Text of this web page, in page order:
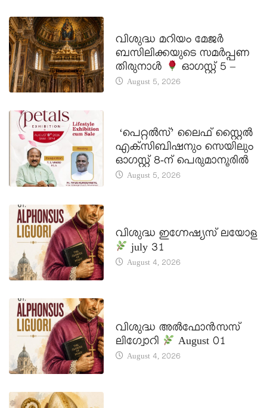
വിശുദ്ധ മറിയം മേജർ
ബസിലിക്കയുടെ സമർപ്പണ
തിരുനാൾ
ഓഗസ്റ്റ് 5 –
August 5, 2026
‘പെറ്റൽസ്’ ലൈഫ് സ്റ്റൈൽ
എക്സിബിഷനും സെയിലും
ഓഗസ്റ്റ് 8-ന് പെരുമാനൂരിൽ
August 5, 2026
വിശുദ്ധ ഇഗ്നേഷ്യസ് ലയോള
july 31
August 4, 2026
വിശുദ്ധ അൽഫോൻസസ്
ലിഗ്വോറി
August 01
August 4, 2026